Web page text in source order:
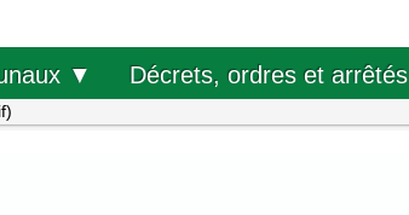
▼ Décrets, ordres et arrêtés